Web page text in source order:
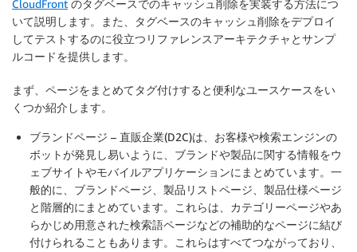
CloudFront のタグベースでのキャッシュ削除を実装する方法につ
いて説明します。また、タグベースのキャッシュ削除をデプロイ
してテストするのに役立つリファレンスアーキテクチャとサンプ
ルコードを提供します。
まず、ページをまとめてタグ付けすると便利なユースケースをい
くつか紹介します。
ブランドページ – 直販企業(D2C)は、お客様や検索エンジンの
ボットが発見し易いように、ブランドや製品に関する情報をウ
ェブサイトやモバイルアプリケーションにまとめています。一
般的に、ブランドページ、製品リストページ、製品仕様ページ
と階層的にまとめています。これらは、カテゴリーページやあ
らかじめ用意された検索語ページなどの補助的なページに結び
付けられることもあります。これらはすべてつながっており、